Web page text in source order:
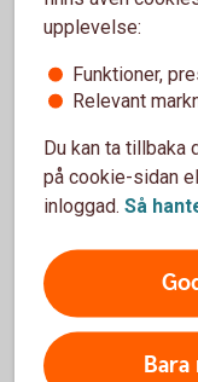
Arturo Arques
Privatekonom
upplevelse:
Funktioner,
Relevant
Du kan ta tillbaka
på cookie-sidan
inloggad. Så